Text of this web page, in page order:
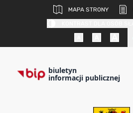
MAPA STRONY
biuletyn
informacji publicznej